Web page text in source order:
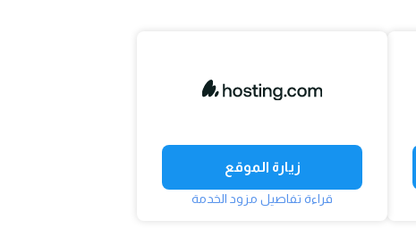
زيارة الموقع
قراءة تفاصيل مزود الخدمة